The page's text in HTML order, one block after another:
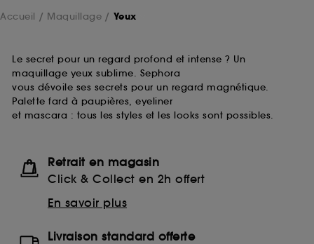
Accueil Maquillage Yeux
Le secret pour un regard profond et intense ? Un
maquillage yeux sublime. Sephora
vous dévoile ses secrets pour un regard magnétique.
Palette fard à paupières, eyeliner
et mascara : tous les styles et les looks sont possibles.
Retrait en magasin
Click & Collect en 2h offert
En savoir plus
Livraison standard offerte